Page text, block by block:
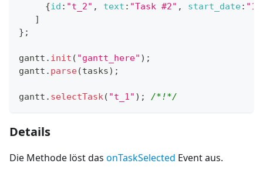
{id : "t_2" , text : "Task #2" , start_date:
]
} ;
gantt . init ( "gantt_here" ) ;
gantt . parse(tasks) ;
gantt . selectTask( "t_1" ) ; /*!*/
Details
Die Methode löst das onTaskSelected Event aus.